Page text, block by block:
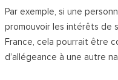
Par exemple, si une
promouvoir les intérêts de
France, cela pourrait être
d’allégeance à une autre